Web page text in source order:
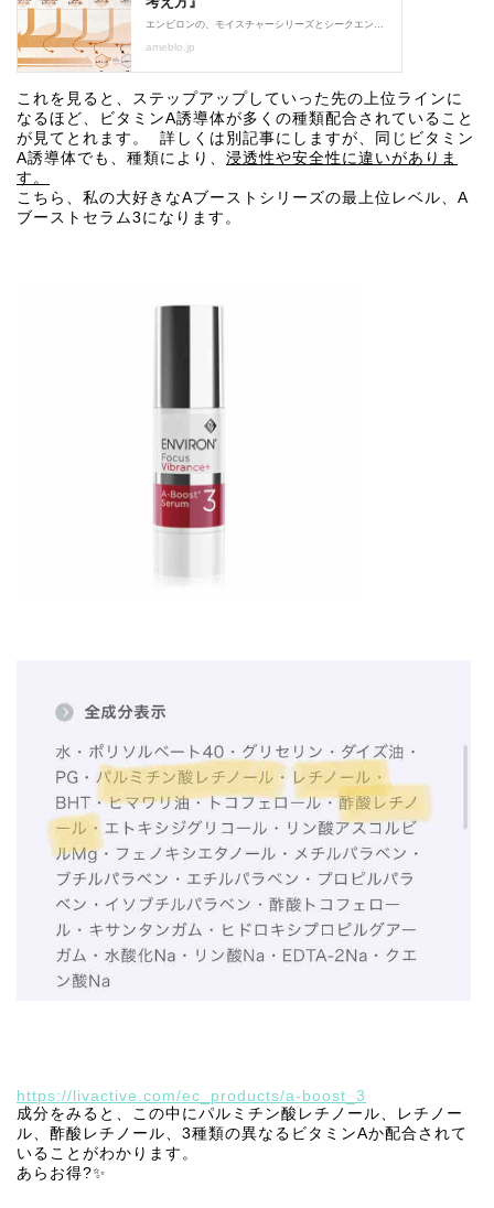
これを見ると、ステップアップしていった先の上位ラインに
なるほど、ビタミンA誘導体が多くの種類配合されていること
が見てとれます。 詳しくは別記事にしますが、同じビタミン
A誘導体でも、種類により、 浸透性や安全性に違いがありま
す。
こちら、私の大好きなAブーストシリーズの最上位レベル、A
ブーストセラム3になります。
https://livactive.com/ec_products/a-boost_3
成分をみると、この中にパルミチン酸レチノール、レチノー
ル、酢酸レチノール、3種類の異なるビタミンAか配合されて
いることがわかります。
あらお得?✨